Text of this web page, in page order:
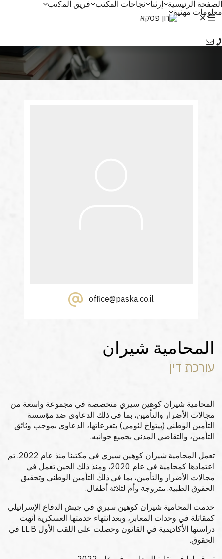
الصفحة الرئيسية إرثنا نجاحات المكتب فريق المكتب
معلومات مهنية
office@paska.co.il
المحامية شيران
עורכת דין
المحامية شيران كوهين سيري متخصصة في مجموعة واسعة من
مجالات الأضرار والتأمين، بما في ذلك الدعاوى ضد مؤسسة
التأمين الوطني (بيتواح لئومي) بتفرعاتها، الدعاوى بموجب وثائق
التأمين، والتقاضي المدني بجميع جوانبه.
تعمل المحامية شيران كوهين سيري في مكتبنا منذ عام 2022. تم
اعتمادها كمحامية في عام 2020، ومنذ ذلك الحين تعمل في
مجالات الأضرار والتأمين، بما في ذلك التأمين الوطني وتحقيق
الحقوق الطبية. متزوجة وأم لثلاثة أطفال.
خدمت المحامية شيران كوهين سيري في جيش الدفاع الإسرائيلي
كمقاتلة في وحدات المعابر، وبعد انتهاء خدمتها العسكرية أنهت
دراستها الأكاديمية في القانون وحصلت على اللقب الأول LL.B في
الحقوق.